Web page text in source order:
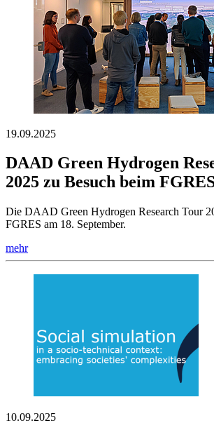
19.09.2025
DAAD Green Hydrogen
2025 zu Besuch beim
Die DAAD Green Hydrogen Research Tour
FGRES am 18. September.
mehr
10.09.2025